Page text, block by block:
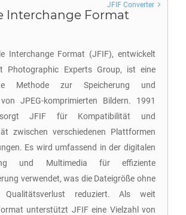
Interchange Format
Interchange Format (JFIF), entwickelt
Photographic Experts Group, ist eine
Methode zur Speicherung und
JPEG-komprimierten Bildern. 1991
JFIF für Kompatibilität und
zwischen verschiedenen Plattformen
Es wird umfassend in der digitalen
und Multimedia für effiziente
verwendet, was die Dateigröße ohne
Qualitätsverlust reduziert. Als weit
unterstützt JFIF eine Vielzahl von
JFIF Converter